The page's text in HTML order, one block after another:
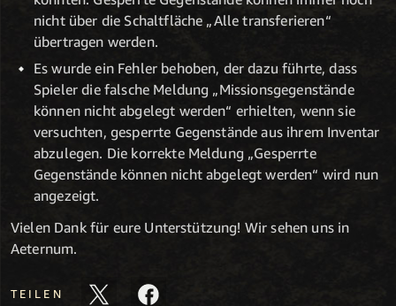
nicht über die Schaltfläche „Alle transferieren“
übertragen werden.
Es wurde ein Fehler behoben, der dazu führte, dass
Spieler die falsche Meldung „Missionsgegenstände
können nicht abgelegt werden“ erhielten, wenn sie
versuchten, gesperrte Gegenstände aus ihrem Inventar
abzulegen. Die korrekte Meldung „Gesperrte
Gegenstände können nicht abgelegt werden“ wird nun
angezeigt.
Vielen Dank für eure Unterstützung! Wir sehen uns in
Aeternum.
TEILEN